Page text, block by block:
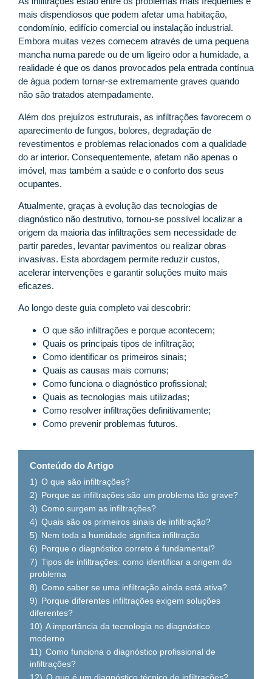
mais dispendiosos que podem afetar uma habitação,
condomínio, edifício comercial ou instalação industrial.
Embora muitas vezes comecem através de uma pequena
mancha numa parede ou de um ligeiro odor a humidade, a
realidade é que os danos provocados pela entrada contínua
de água podem tornar-se extremamente graves quando
não são tratados atempadamente.
Além dos prejuízos estruturais, as infiltrações favorecem o
aparecimento de fungos, bolores, degradação de
revestimentos e problemas relacionados com a qualidade
do ar interior. Consequentemente, afetam não apenas o
imóvel, mas também a saúde e o conforto dos seus
ocupantes.
Atualmente, graças à evolução das tecnologias de
diagnóstico não destrutivo, tornou-se possível localizar a
origem da maioria das infiltrações sem necessidade de
partir paredes, levantar pavimentos ou realizar obras
invasivas. Esta abordagem permite reduzir custos,
acelerar intervenções e garantir soluções muito mais
eficazes.
Ao longo deste guia completo vai descobrir:
O que são infiltrações e porque acontecem;
Quais os principais tipos de infiltração;
Como identificar os primeiros sinais;
Quais as causas mais comuns;
Como funciona o diagnóstico profissional;
Quais as tecnologias mais utilizadas;
Como resolver infiltrações definitivamente;
Como prevenir problemas futuros.
Conteúdo do Artigo
1) O que são infiltrações?
2) Porque as infiltrações são um problema tão grave?
3) Como surgem as infiltrações?
4) Quais são os primeiros sinais de infiltração?
5) Nem toda a humidade significa infiltração
6) Porque o diagnóstico correto é fundamental?
7) Tipos de infiltrações: como identificar a origem do
problema
8) Como saber se uma infiltração ainda está ativa?
9) Porque diferentes infiltrações exigem soluções
diferentes?
10) A importância da tecnologia no diagnóstico
moderno
11) Como funciona o diagnóstico profissional de
infiltrações?